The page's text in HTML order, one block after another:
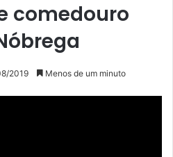
comedouro
2019 Menos de um minuto